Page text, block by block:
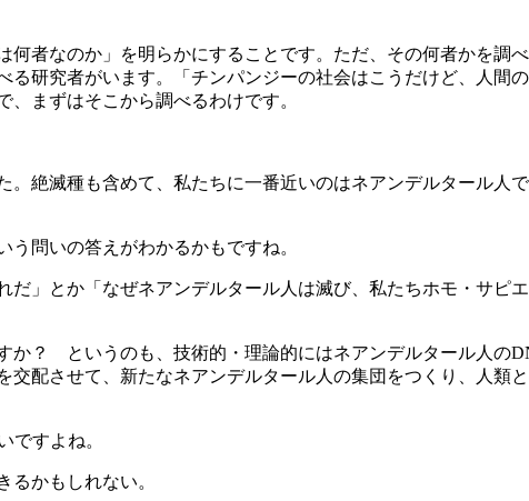
者なのか」を明らかにすることです。ただ、その何者かを調
る研究者がいます。「チンパンジーの社会はこうだけど、人
まずはそこから調べるわけです。
絶滅種も含めて、私たちに一番近いのはネアンデルタール人
問いの答えがわかるかもですね。
」とか「なぜネアンデルタール人は滅び、私たちホモ・サピ
？ というのも、技術的・理論的にはネアンデルタール人の
配させて、新たなネアンデルタール人の集団をつくり、人類
すよね。
かもしれない。